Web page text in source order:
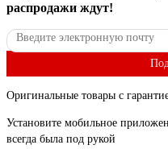
распродажи ждут!
Оригинальные товары с
Установите мобильное
всегда была под рукой